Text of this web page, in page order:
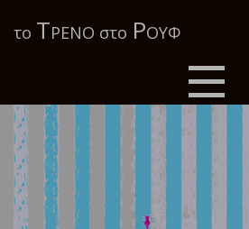
το ΤΡΕΝΟ στο ΡΟΥΦ